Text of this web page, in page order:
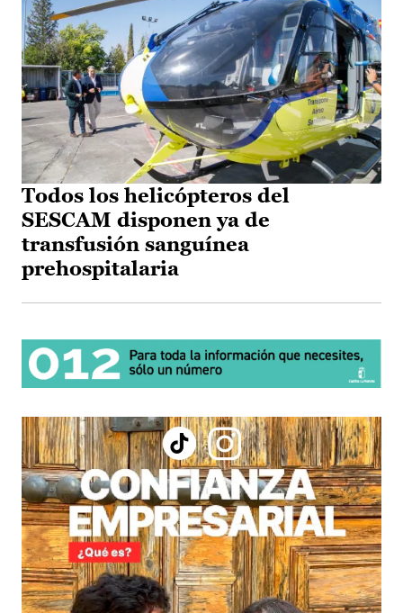
Todos los helicópteros del
SESCAM disponen ya de
transfusión sanguínea
prehospitalaria